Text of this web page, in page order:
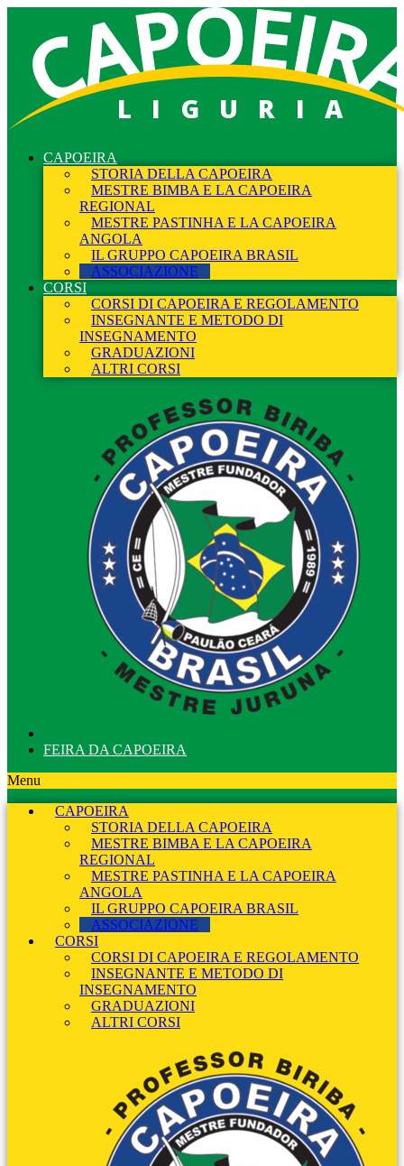
LIGURIA
CAPOEIRA
STORIA DELLA CAPOEIRA
MESTRE BIMBA E LA CAPOEIRA
REGIONAL
MESTRE PASTINHA E LA CAPOEIRA
ANGOLA
IL GRUPPO CAPOEIRA BRASIL
ASSOCIAZIONE
CORSI
CORSI DI CAPOEIRA E REGOLAMENTO
INSEGNANTE E METODO DI
INSEGNAMENTO
GRADUAZIONI
ALTRI CORSI
FEIRA DA CAPOEIRA
Menu
CAPOEIRA
STORIA DELLA CAPOEIRA
MESTRE BIMBA E LA CAPOEIRA
REGIONAL
MESTRE PASTINHA E LA CAPOEIRA
ANGOLA
IL GRUPPO CAPOEIRA BRASIL
ASSOCIAZIONE
CORSI
CORSI DI CAPOEIRA E REGOLAMENTO
INSEGNANTE E METODO DI
INSEGNAMENTO
GRADUAZIONI
ALTRI CORSI